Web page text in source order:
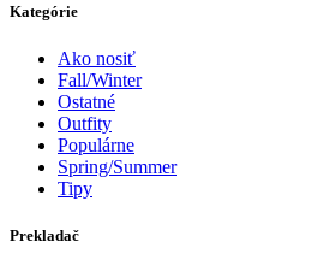
Kategórie
Ako nosiť
Fall/Winter
Ostatné
Outfity
Populárne
Spring/Summer
Tipy
Prekladač